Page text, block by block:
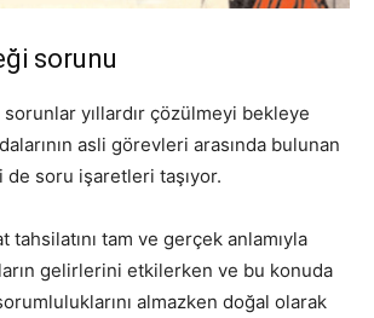
sorunu
yıllardır çözülmeyi bekleye
asli görevleri arasında bulunan
soru işaretleri taşıyor.
tahsilatını tam ve gerçek anlamıyla
gelirlerini etkilerken ve bu konuda
almazken doğal olarak